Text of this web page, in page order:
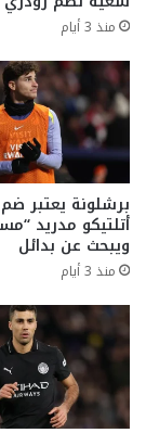
منذ 3 أيام
برشلونة يعتبر
أتلتيكو مدريد
ويبحث عن بدائل
منذ 3 أيام